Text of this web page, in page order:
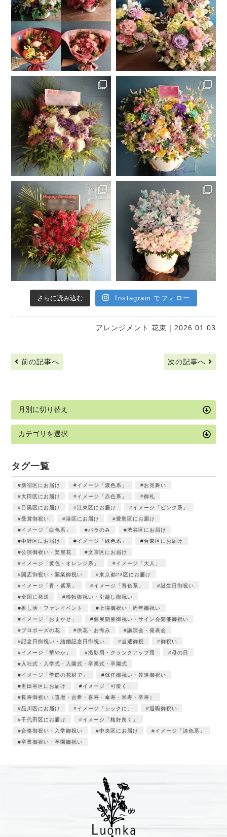
さらに読み込む Instagram でフォロー
アレンジメント 花束 | 2026.01.03
前の記事へ 次の記事へ
タグ一覧
新宿区にお届け イメージ「濃色系」
お見舞い
大田区にお届け
イメージ「赤色系」
御礼
目黒区にお届け
江東区にお届け
イメージ「ピンク系」
受賞御祝い
港区にお届け
豊島区にお届け
イメージ「白色系」
バラのみ
渋谷区にお届け
中野区にお届け
イメージ「緑色系」
台東区にお届け
公演御祝い・楽屋花
文京区にお届け
イメージ「黄色・オレンジ系」
イメージ「大人」
開店御祝い・開業御祝い
東京都23区にお届け
イメージ「青・紫系」
イメージ「青色系」
誕生日御祝い
全国に発送
移転御祝い・引越し御祝い
推し活・ファンイベント
上場御祝い・周年御祝い
イメージ「おまかせ」
個展開催御祝い・サイン会開催御祝い
プロポーズの花
供花・お悔み
講演会・発表会
記念日御祝い・結婚記念日御祝い
当選御祝
御祝い
イメージ「華やか」
撮影用・クランクアップ用
母の日
入社式・入学式・入園式・卒業式・卒園式
イメージ「季節の花材で」
就任御祝い・昇進御祝い
世田谷区にお届け
イメージ「可愛く」
長寿御祝い（還暦・古希・喜寿・傘寿・米寿・卒寿）
品川区にお届け
イメージ「シックに」
退職御祝い
千代田区にお届け
イメージ「格好良く」
合格御祝い・入学御祝い
中央区にお届け
イメージ「淡色系」
卒業御祝い・卒園御祝い